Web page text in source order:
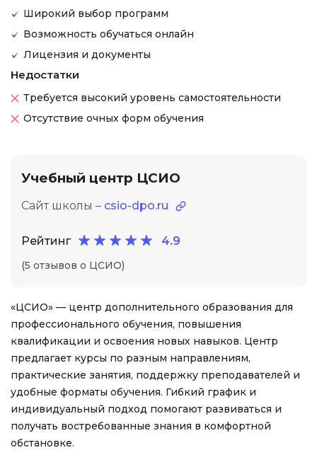
Широкий выбор программ
Возможность обучаться онлайн
Лицензия и документы
Недостатки
Требуется высокий уровень самостоятельности
Отсутствие очных форм обучения
Учебный центр ЦСИО
Сайт школы – csio-dpo.ru
Рейтинг 4.9
(5 отзывов о ЦСИО)
«ЦСИО» — центр дополнительного образования для
профессионального обучения, повышения
квалификации и освоения новых навыков. Центр
предлагает курсы по разным направлениям,
практические занятия, поддержку преподавателей и
удобные форматы обучения. Гибкий график и
индивидуальный подход помогают развиваться и
получать востребованные знания в комфортной
обстановке.